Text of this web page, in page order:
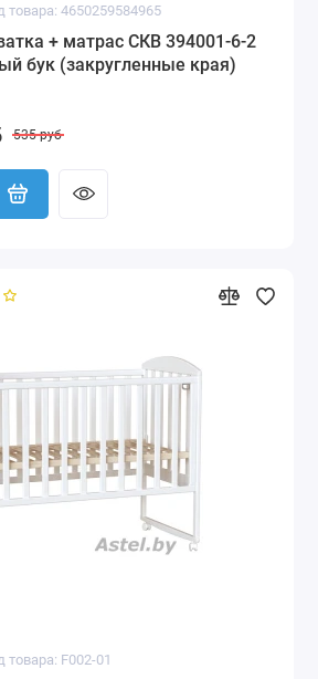
товара: 4650259584965
+ матрас СКВ 394001-6-2
бук (закругленные края)
535 руб
товара: F002-01